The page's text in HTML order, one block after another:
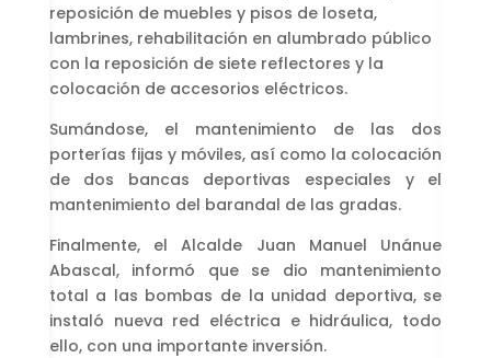
reposición de muebles y pisos de loseta,
lambrines, rehabilitación en alumbrado público
con la reposición de siete reflectores y la
colocación de accesorios eléctricos.
Sumándose, el mantenimiento de las dos
porterías fijas y móviles, así como la colocación
de dos bancas deportivas especiales y el
mantenimiento del barandal de las gradas.
Finalmente, el Alcalde Juan Manuel Unánue
Abascal, informó que se dio mantenimiento
total a las bombas de la unidad deportiva, se
instaló nueva red eléctrica e hidráulica, todo
ello, con una importante inversión.